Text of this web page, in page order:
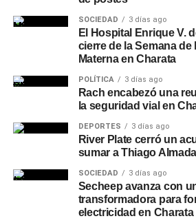
SOCIEDAD 3 días ago
El Hospital Enrique V.
cierre de la Semana de
Materna en Charata
POLÍTICA 3 días ago
Rach encabezó una
la seguridad vial en
DEPORTES 3 días ago
River Plate cerró un
sumar a Thiago
SOCIEDAD 3 días ago
Secheep avanza con
transformadora para
electricidad en Charata